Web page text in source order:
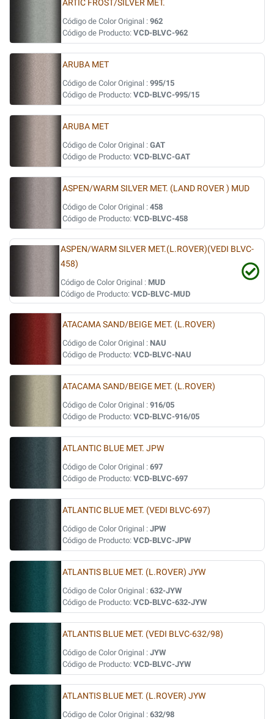
ARTIC FROST/SILVER MET.
Código de Color Original : 962
Código de Producto: VCD-BLVC-962
ARUBA MET
Código de Color Original : 995/15
Código de Producto: VCD-BLVC-995/15
ARUBA MET
Código de Color Original : GAT
Código de Producto: VCD-BLVC-GAT
ASPEN/WARM SILVER MET. (LAND ROVER ) MUD
Código de Color Original : 458
Código de Producto: VCD-BLVC-458
ASPEN/WARM SILVER MET.(L.ROVER)(VEDI BLVC-
458)
Código de Color Original : MUD
Código de Producto: VCD-BLVC-MUD
ATACAMA SAND/BEIGE MET. (L.ROVER)
Código de Color Original : NAU
Código de Producto: VCD-BLVC-NAU
ATACAMA SAND/BEIGE MET. (L.ROVER)
Código de Color Original : 916/05
Código de Producto: VCD-BLVC-916/05
ATLANTIC BLUE MET. JPW
Código de Color Original : 697
Código de Producto: VCD-BLVC-697
ATLANTIC BLUE MET. (VEDI BLVC-697)
Código de Color Original : JPW
Código de Producto: VCD-BLVC-JPW
ATLANTIS BLUE MET. (L.ROVER) JYW
Código de Color Original : 632-JYW
Código de Producto: VCD-BLVC-632-JYW
ATLANTIS BLUE MET. (VEDI BLVC-632/98)
Código de Color Original : JYW
Código de Producto: VCD-BLVC-JYW
ATLANTIS BLUE MET. (L.ROVER) JYW
Código de Color Original : 632/98